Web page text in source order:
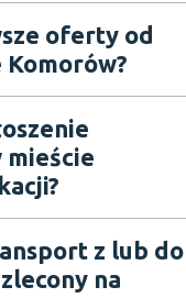
oferty od
z lub do
na